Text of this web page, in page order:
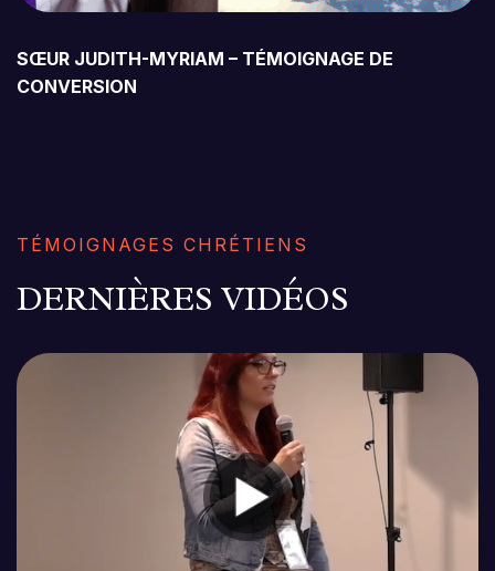
SŒUR JUDITH-MYRIAM – TÉMOIGNAGE DE
CONVERSION
TÉMOIGNAGES CHRÉTIENS
DERNIÈRES VIDÉOS